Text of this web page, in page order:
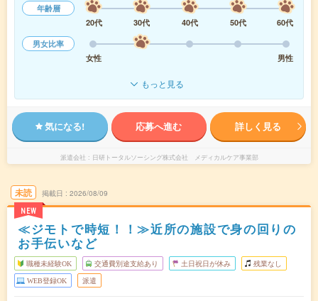
年齢層
20代
30代 40代 50代
60代
男女比率
女性
男性
もっと見る
気になる! 応募へ進む 詳しく見る
派遣会社 日研トータルソーシング株式会社 メディカルケア事業部
未読
NEW
掲載日 2026/08/09
≪ジモトで時短！！≫近所の施設で身の回りの
お手伝いなど
職種未経験OK 交通費別途支給あり 土日祝日が休み 残業なし
WEB登録OK 派遣